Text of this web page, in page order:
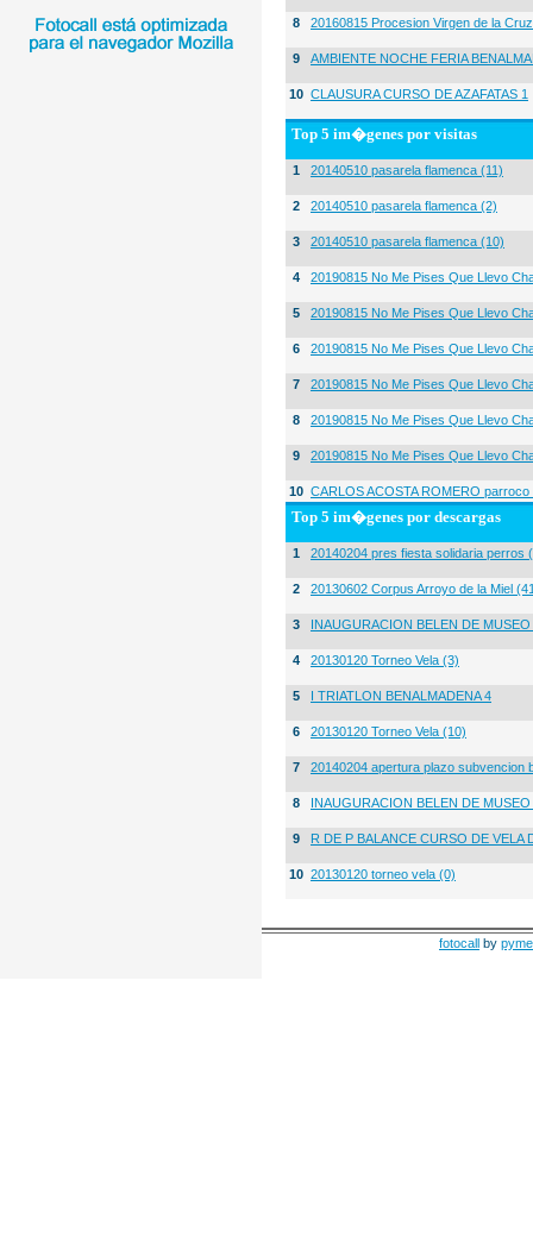
8 20160815 Procesion Virgen de la
9 AMBIENTE NOCHE FERIA
10 CLAUSURA CURSO DE AZAFATAS 1
Top 5 im�genes por visitas
1 20140510 pasarela flamenca (11)
2 20140510 pasarela flamenca (2)
3 20140510 pasarela flamenca (10)
4 20190815 No Me Pises Que Llevo
5 20190815 No Me Pises Que Llevo
6 20190815 No Me Pises Que Llevo
7 20190815 No Me Pises Que Llevo
8 20190815 No Me Pises Que Llevo
9 20190815 No Me Pises Que Llevo
10 CARLOS ACOSTA ROMERO
Top 5 im�genes por descargas
1 20140204 pres fiesta solidaria perros
2 20130602 Corpus Arroyo de la Miel
3 INAUGURACION BELEN DE
4 20130120 Torneo Vela (3)
5 I TRIATLON BENALMADENA 4
6 20130120 Torneo Vela (10)
7 20140204 apertura plazo subvencion
8 INAUGURACION BELEN DE
9 R DE P BALANCE CURSO DE VELA
10 20130120 torneo vela (0)
fotocall by